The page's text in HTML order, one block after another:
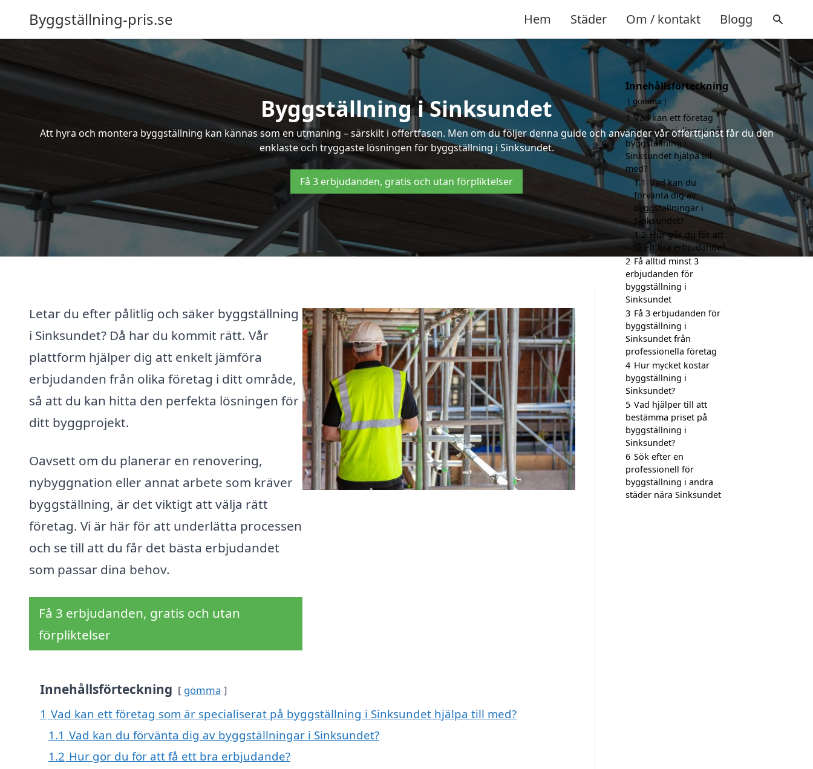
Byggställning-pris.se Hem Städer Om / kontakt Blogg
Byggställning i Sinksundet
Att hyra och montera byggställning kan kännas som en utmaning – särskilt i offertfasen. Men om du följer denna guide och använder vår offerttjänst får du den
enklaste och tryggaste lösningen för byggställning i Sinksundet.
Få 3 erbjudanden, gratis och utan förpliktelser
Letar du efter pålitlig och säker byggställning
i Sinksundet? Då har du kommit rätt. Vår
plattform hjälper dig att enkelt jämföra
erbjudanden från olika företag i ditt område,
så att du kan hitta den perfekta lösningen för
ditt byggprojekt.
Oavsett om du planerar en renovering,
nybyggnation eller annat arbete som kräver
byggställning, är det viktigt att välja rätt
företag. Vi är här för att underlätta processen
och se till att du får det bästa erbjudandet
som passar dina behov.
Få 3 erbjudanden, gratis och utan
förpliktelser
Innehållsförteckning gömma
1 Vad kan ett företag som är specialiserat på byggställning i Sinksundet hjälpa till med?
1.1 Vad kan du förvänta dig av byggställningar i Sinksundet?
1.2 Hur gör du för att få ett bra erbjudande?
Innehållsförteckning
gömma
1 Vad kan ett företag
som är specialiserat på
byggställning i
Sinksundet hjälpa till
med?
1.1 Vad kan du
förvänta dig av
byggställningar i
Sinksundet?
1.2 Hur gör du för att
få ett bra erbjudande?
2 Få alltid minst 3
erbjudanden för
byggställning i
Sinksundet
3 Få 3 erbjudanden för
byggställning i
Sinksundet från
professionella företag
4 Hur mycket kostar
byggställning i
Sinksundet?
5 Vad hjälper till att
bestämma priset på
byggställning i
Sinksundet?
6 Sök efter en
professionell för
byggställning i andra
städer nära Sinksundet